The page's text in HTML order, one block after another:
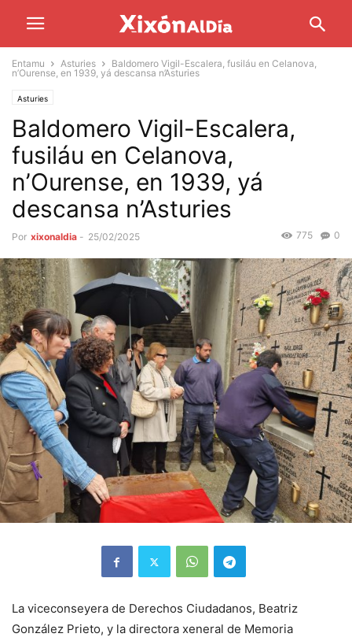
Entamu Asturies
Baldomero Vigil-Escalera, fusiláu en Celanova,
n’Ourense, en 1939, yá descansa n’Asturies
Asturies
Baldomero Vigil-Escalera,
fusiláu en Celanova,
n’Ourense, en 1939, yá
descansa n’Asturies
Por xixonaldia - 25/02/2025 0
775
La viceconseyera de Derechos Ciudadanos, Beatriz
González Prieto, y la directora xeneral de Memoria